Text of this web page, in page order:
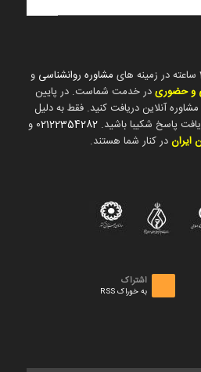
مشاوره روانشناسی و
و حضوریدر خدمت شماست. در پایین
آنلاین دریافت کنید. فقط به دلیل
پاسخ شکیبا باشید. 02122354282 و
ایراندر کنار شما هستند.
اشتراک
به خوراک RSS